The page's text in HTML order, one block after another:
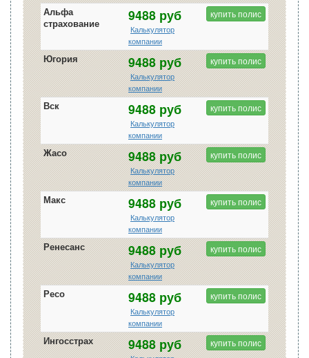
Альфа
страхование
9488 руб
Калькулятор
компании
купить полис
Югория 9488 руб
Калькулятор
компании
купить полис
Вск 9488 руб
Калькулятор
компании
купить полис
Жасо 9488 руб
Калькулятор
компании
купить полис
Макс 9488 руб
Калькулятор
компании
купить полис
Ренесанс 9488 руб
Калькулятор
компании
купить полис
Ресо 9488 руб
Калькулятор
компании
купить полис
Ингосстрах 9488 руб купить полис